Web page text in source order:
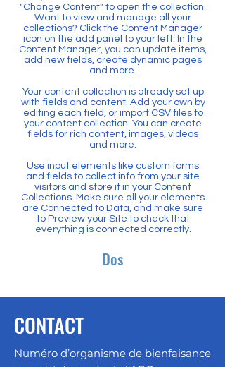
"Change Content" to open the collection.
Want to view and manage all your
collections? Click the Content Manager
icon on the add panel to your left. In the
Content Manager, you can update items,
add new fields, create dynamic pages
and more.
Your content collection is already set up
with fields and content. Add your own by
editing each field, or import CSV files to
your content collection. You can create
fields for rich content, images, videos
and more.
Use input elements like custom forms
and fields to collect info from your site
visitors and store it in your Content
Collections. Make sure all your elements
are Connected to Data, and make sure
to Preview your Site to check that
everything is connected correctly.
Dos
CONTACT
Numéro d’organisme de bienfaisance